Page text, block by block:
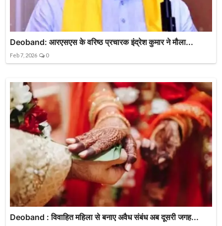
Deoband: आरएसएस के वरिष्ठ प्रचारक इंद्रेश कुमार ने मौला...
Feb 7, 2026 0
Deoband : विवाहित महिला से बनाए अवैध संबंध अब दूसरी जगह...